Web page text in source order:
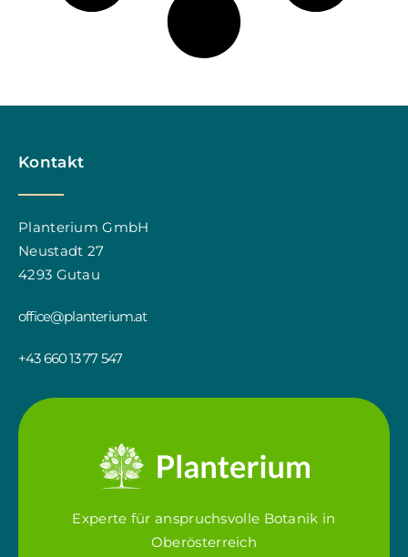
Kontakt
Planterium GmbH
Neustadt 27
4293 Gutau
office@planterium.at
+43 660 13 77 547
Experte für anspruchsvolle Botanik in
Oberösterreich